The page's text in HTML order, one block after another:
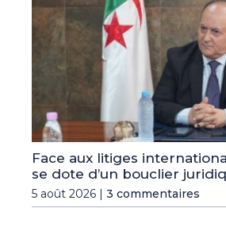
Face aux litiges
se dote d’un bouclier
5 août 2026 | 3 commentaires